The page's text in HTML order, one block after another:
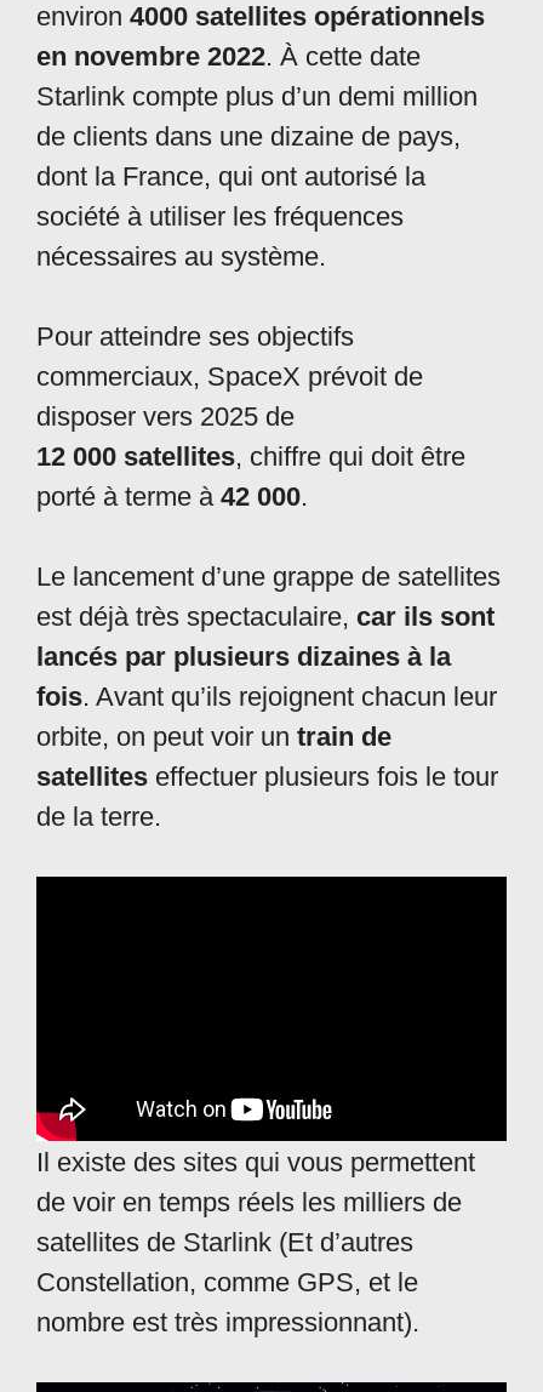
environ 4000 satellites opérationnels
en novembre 2022. À cette date
Starlink compte plus d’un demi million
de clients dans une dizaine de pays,
dont la France, qui ont autorisé la
société à utiliser les fréquences
nécessaires au système.
Pour atteindre ses objectifs
commerciaux, SpaceX prévoit de
disposer vers 2025 de
12 000 satellites, chiffre qui doit être
porté à terme à 42 000.
Le lancement d’une grappe de satellites
est déjà très spectaculaire, car ils sont
lancés par plusieurs dizaines à la
fois. Avant qu’ils rejoignent chacun leur
orbite, on peut voir un train de
satellites effectuer plusieurs fois le tour
de la terre.
Il existe des sites qui vous permettent
de voir en temps réels les milliers de
satellites de Starlink (Et d’autres
Constellation, comme GPS, et le
nombre est très impressionnant).